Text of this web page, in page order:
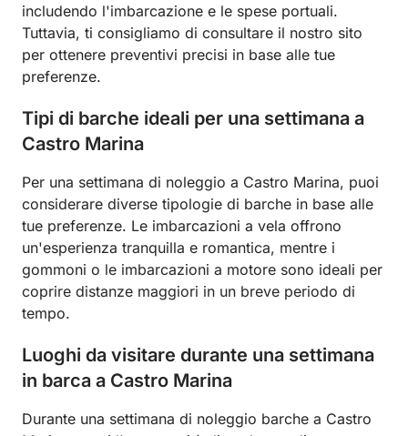
includendo l'imbarcazione e le spese portuali.
Tuttavia, ti consigliamo di consultare il nostro sito
per ottenere preventivi precisi in base alle tue
preferenze.
Tipi di barche ideali per una settimana a
Castro Marina
Per una settimana di noleggio a Castro Marina, puoi
considerare diverse tipologie di barche in base alle
tue preferenze. Le imbarcazioni a vela offrono
un'esperienza tranquilla e romantica, mentre i
gommoni o le imbarcazioni a motore sono ideali per
coprire distanze maggiori in un breve periodo di
tempo.
Luoghi da visitare durante una settimana
in barca a Castro Marina
Durante una settimana di noleggio barche a Castro